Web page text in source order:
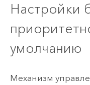
Настройки
умолчанию
Механизм